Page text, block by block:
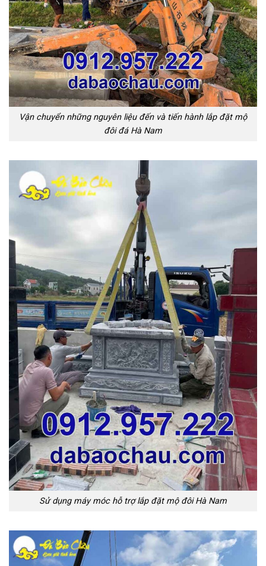
Vận chuyển những nguyên liệu đến và tiến hành lắp đặt mộ
đôi đá Hà Nam
Sử dụng máy móc hỗ trợ lắp đặt mộ đôi Hà Nam